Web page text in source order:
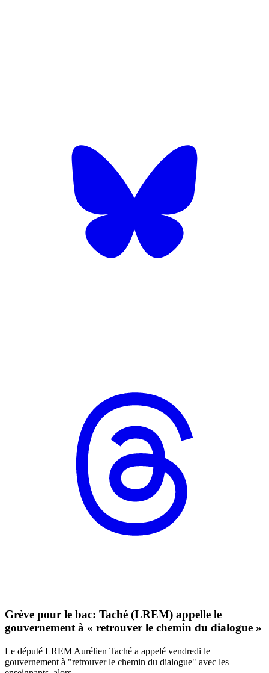
Grève pour le bac: Taché (LREM) appelle le
gouvernement à « retrouver le chemin du dialogue »
Le député LREM Aurélien Taché a appelé vendredi le
gouvernement à "retrouver le chemin du dialogue" avec les